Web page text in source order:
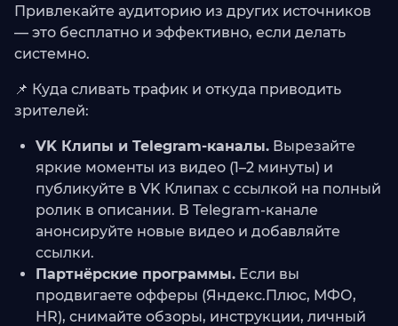
Привлекайте аудиторию из других источников
— это бесплатно и эффективно, если делать
системно.
📌 Куда сливать трафик и откуда приводить
зрителей:
VK Клипы и Telegram-каналы. Вырезайте
яркие моменты из видео (1–2 минуты) и
публикуйте в VK Клипах с ссылкой на полный
ролик в описании. В Telegram-канале
анонсируйте новые видео и добавляйте
ссылки.
Партнёрские программы. Если вы
продвигаете офферы (Яндекс.Плюс, МФО,
HR), снимайте обзоры, инструкции, личный